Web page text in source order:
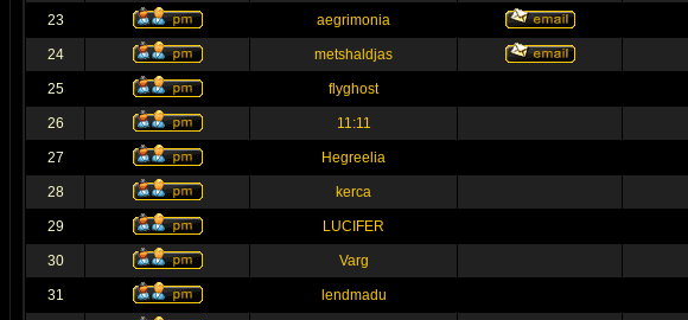
23 aegrimonia
24 metshaldjas
25 flyghost
26 11:11
27 Hegreelia
28 kerca
29 LUCIFER
30 Varg
31 lendmadu